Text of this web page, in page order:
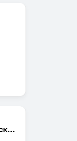
Lucky Time (Лаки Тайм) на шоссе Пушкинское 13 корпус 3